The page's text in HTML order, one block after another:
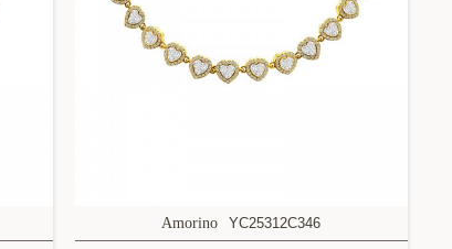
Amorino YC25312C346